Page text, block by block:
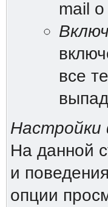
mail
все
Настройки
На данной
и
опции